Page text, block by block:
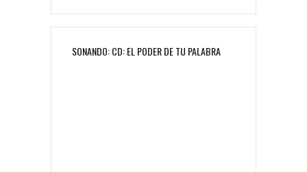
SONANDO: CD: EL PODER DE TU PALABRA